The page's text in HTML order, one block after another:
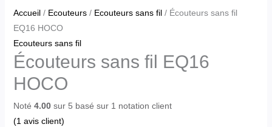
Accueil/ Ecouteurs/ Ecouteurs sans fil/ Écouteurs sans fil
EQ16 HOCO
Ecouteurs sans fil
Écouteurs sans fil EQ16
HOCO
Noté 4.00sur 5 basé sur 1 notation client
(1avis client)